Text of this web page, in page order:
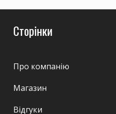
Сторінки
Про компанію
Магазин
Відгуки